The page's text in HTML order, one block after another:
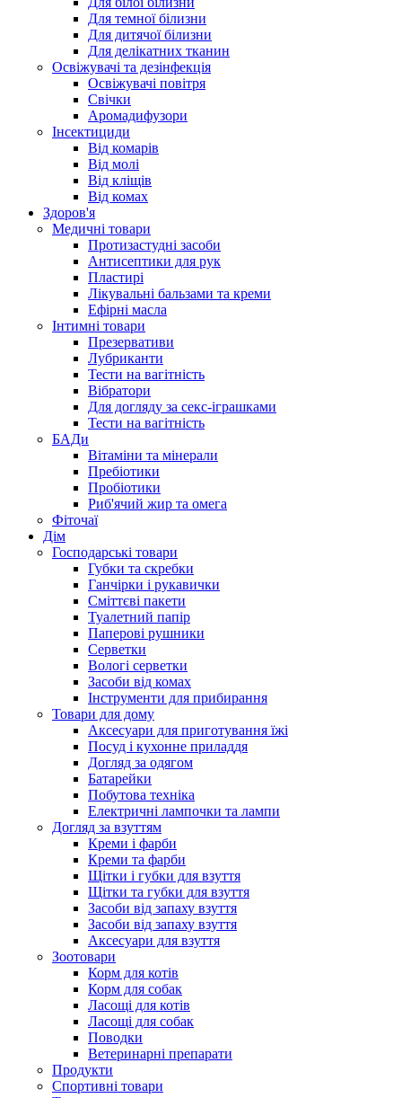
Для темної білизни
Для дитячої білизни
Для делікатних тканин
Освіжувачі та дезінфекція
Освіжувачі повітря
Свічки
Аромадифузори
Інсектициди
Від комарів
Від молі
Від кліщів
Від комах
Здоров'я
Медичні товари
Протизастудні засоби
Антисептики для рук
Пластирі
Лікувальні бальзами та креми
Ефірні масла
Інтимні товари
Презервативи
Лубриканти
Тести на вагітність
Вібратори
Для догляду за секс-іграшками
Тести на вагітність
БАДи
Вітаміни та мінерали
Пребіотики
Пробіотики
Риб'ячий жир та омега
Фіточаї
Дім
Господарські товари
Губки та скребки
Ганчірки і рукавички
Сміттєві пакети
Туалетний папір
Паперові рушники
Серветки
Вологі серветки
Засоби від комах
Інструменти для прибирання
Товари для дому
Аксесуари для приготування їжі
Посуд і кухонне приладдя
Догляд за одягом
Батарейки
Побутова техніка
Електричні лампочки та лампи
Догляд за взуттям
Креми і фарби
Креми та фарби
Щітки і губки для взуття
Щітки та губки для взуття
Засоби від запаху взуття
Засоби від запаху взуття
Аксесуари для взуття
Зоотовари
Корм для котів
Корм для собак
Ласощі для котів
Ласощі для собак
Поводки
Ветеринарні препарати
Продукти
Спортивні товари